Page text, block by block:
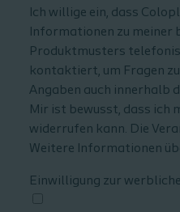
Ich willige ein, dass
Informationen zu meiner
Produktmusters
kontaktiert, um Fragen
Angaben auch innerhalb
Mir ist bewusst, dass ich
widerrufen kann. Die
Weitere Informationen
Einwilligung zur